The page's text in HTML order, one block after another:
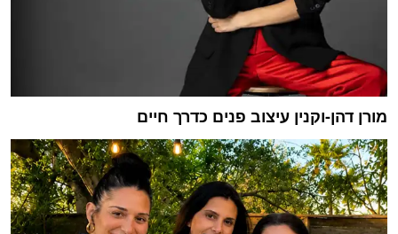
מורן דהן-וקנין עיצוב פנים כדרך חיים